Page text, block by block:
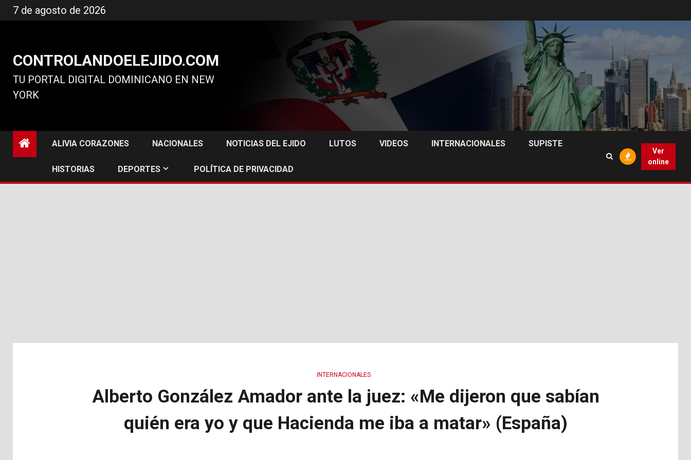
al
7 de agosto de 2026
CONTROLANDOELEJIDO.COM
TU PORTAL DIGITAL DOMINICANO EN NEW
YORK
ALIVIA CORAZONES NACIONALES NOTICIAS DEL EJIDO LUTOS VIDEOS INTERNACIONALES SUPISTE
HISTORIAS DEPORTES POLÍTICA DE PRIVACIDAD
Ver
online
INTERNACIONALES
Alberto González Amador ante la juez: «Me dijeron que sabían
quién era yo y que Hacienda me iba a matar» (España)